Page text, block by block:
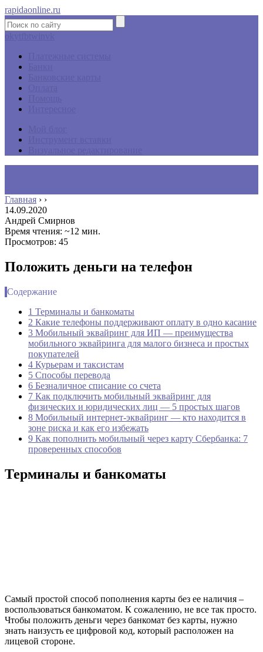
rapidaonline.ru
Главная › ›
14.09.2020
Андрей Смирнов
Время чтения: ~12 мин.
Просмотров: 45
Положить деньги на телефон
Содержание
1 Терминалы и банкоматы
2 Какие телефоны поддерживают оплату в одно касание
3 Мобильный эквайринг для ИП — преимущества
мобильного эквайринга для малого бизнеса и простых
покупателей
4 Курьерам и таксистам
5 Способы перевода
6 Безналичное списание со счета
7 Как подключить мобильный эквайринг для
физических и юридических лиц — 5 простых шагов
8 Мобильный интернет-эквайринг — кто находится в
зоне риска и как его избежать
9 Как пополнить мобильный через карту Сбербанка: 7
проверенных способов
Терминалы и банкоматы
Самый простой способ пополнения карты без ее наличия –
воспользоваться банкоматом. К сожалению, не все так просто.
Чтобы положить деньги через банкомат без карты, нужно
знать наизусть ее цифровой код, который расположен на
лицевой стороне.